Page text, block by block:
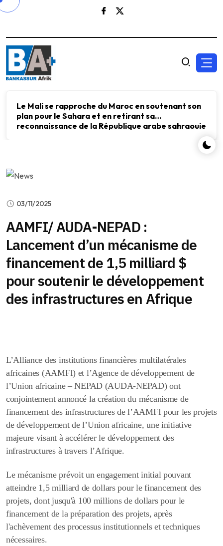
Le Mali se rapproche du Maroc en soutenant son
plan pour le Sahara et en retirant sa
reconnaissance de la République arabe sahraouie
03/11/2025
AAMFI/ AUDA-NEPAD :
Lancement d’un mécanisme de
financement de 1,5 milliard $
pour soutenir le développement
des infrastructures en Afrique
L’Alliance des institutions financières multilatérales
africaines (AAMFI) et l’Agence de développement de
l’Union africaine – NEPAD (AUDA-NEPAD) ont
conjointement annoncé la création du mécanisme de
financement des infrastructures de l’AAMFI pour les projets
de développement de l’Union africaine, une initiative
majeure visant à accélérer le développement des
infrastructures à travers l’Afrique.
Le mécanisme prévoit un engagement initial pouvant
atteindre 1,5 milliard de dollars pour le financement des
projets, dont jusqu'à 100 millions de dollars pour le
financement de la préparation des projets, après
l'achèvement des processus institutionnels et techniques
nécessaires.